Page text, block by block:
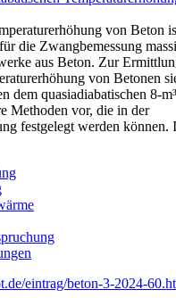
von Beton
die Zwangbemessung
aus Beton. Zur
von Betonen
dem quasiadiabatischen 8-
Methoden vor, die in der
festgelegt werden können.
eintrag/beton-3-2024-